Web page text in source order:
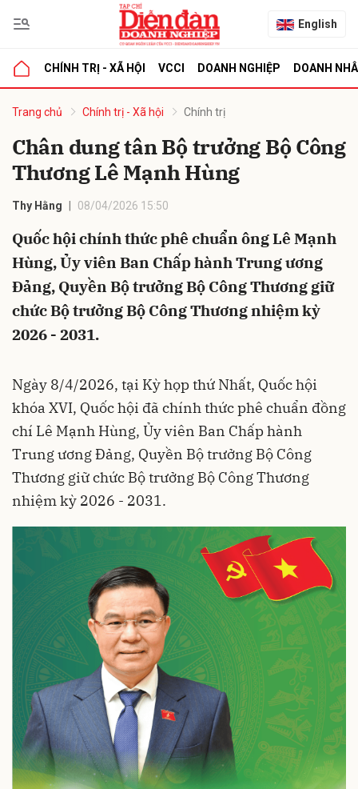
English
CHÍNH TRỊ - XÃ HỘI VCCI DOANH NGHIỆP DOANH
Trang chủ Chính trị - Xã hội Chính trị
Chân dung tân Bộ trưởng Bộ Công
Thương Lê Mạnh Hùng
Thy Hằng 08/04/2026 15:50
Quốc hội chính thức phê chuẩn ông Lê Mạnh
Hùng, Ủy viên Ban Chấp hành Trung ương
Đảng, Quyền Bộ trưởng Bộ Công Thương giữ
chức Bộ trưởng Bộ Công Thương nhiệm kỳ
2026 - 2031.
Ngày 8/4/2026, tại Kỳ họp thứ Nhất, Quốc hội
khóa XVI, Quốc hội đã chính thức phê chuẩn đồng
chí Lê Mạnh Hùng, Ủy viên Ban Chấp hành
Trung ương Đảng, Quyền Bộ trưởng Bộ Công
Thương giữ chức Bộ trưởng Bộ Công Thương
nhiệm kỳ 2026 - 2031.
luận
Hủy